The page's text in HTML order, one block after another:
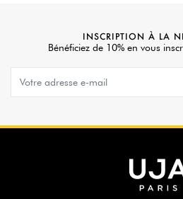
INSCRIPTION À LA
Bénéficiez de 10% en vous